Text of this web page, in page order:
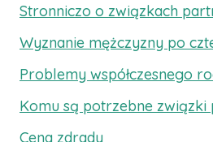
Stronniczo o związkach
Wyznanie mężczyzny po
Problemy współczesnego
Komu są potrzebne związki
Cena zdrady